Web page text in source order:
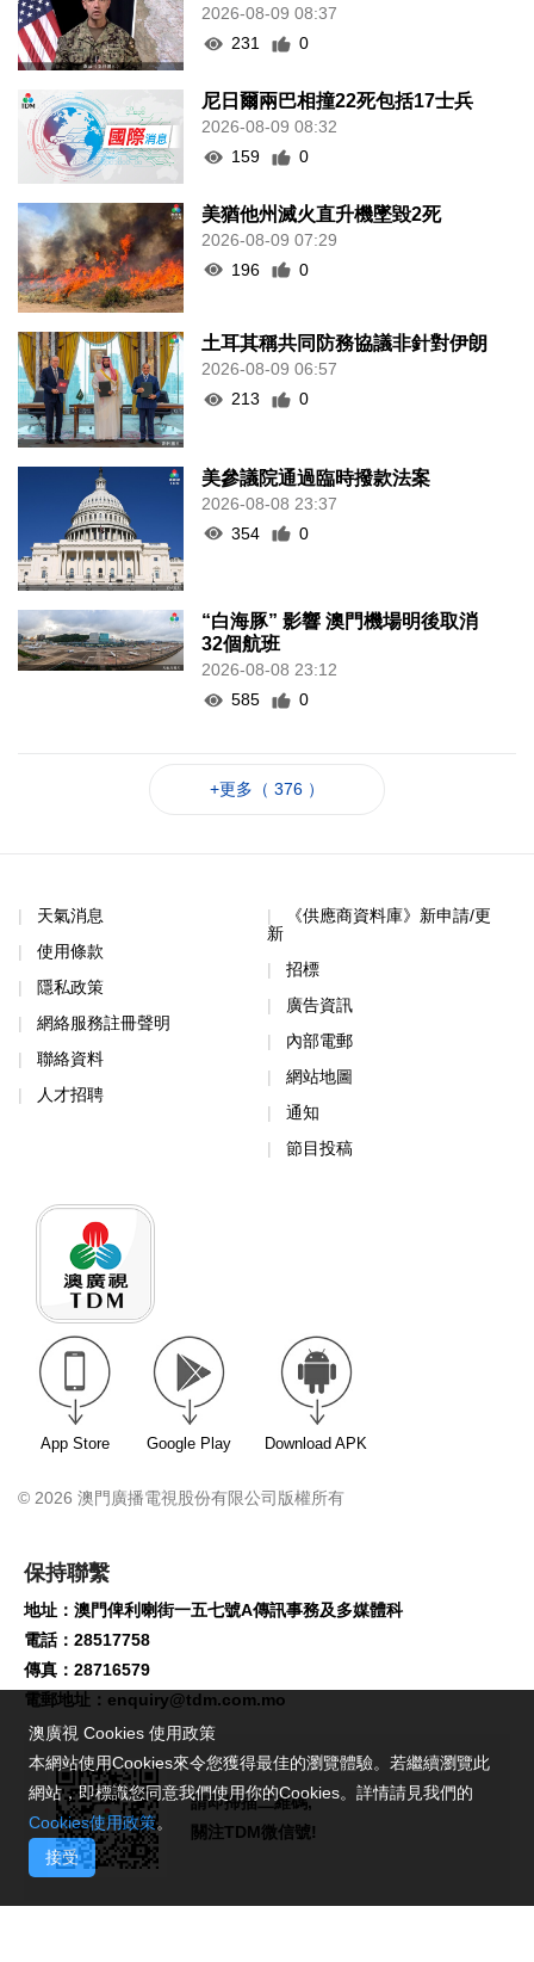
2026-08-09 08:37
231
0
尼日爾兩巴相撞22死包括17士兵
2026-08-09 08:32
159
0
美猶他州滅火直升機墜毀2死
2026-08-09 07:29
196
0
土耳其稱共同防務協議非針對伊朗
2026-08-09 06:57
213
0
美參議院通過臨時撥款法案
2026-08-08 23:37
354
0
“白海豚” 影響 澳門機場明後取消
32個航班
2026-08-08 23:12
585
0
+更多（ 376 ）
天氣消息
使用條款
隱私政策
網絡服務註冊聲明
聯絡資料
人才招聘
《供應商資料庫》新申請/更
新
招標
廣告資訊
內部電郵
網站地圖
通知
節目投稿
App Store Google Play Download APK
© 2026 澳門廣播電視股份有限公司版權所有
保持聯繫
地址：澳門俾利喇街一五七號A傳訊事務及多媒體科
電話：28517758
傳真：28716579
電郵地址： enquiry@tdm.com.mo
請即掃描二維碼,
關注TDM微信號!
澳廣視 Cookies 使用政策
本網站使用Cookies來令您獲得最佳的瀏覽體驗。若繼續瀏覽此
網站，即標識您同意我們使用你的Cookies。詳情請見我們的
Cookies使用政策。
接受